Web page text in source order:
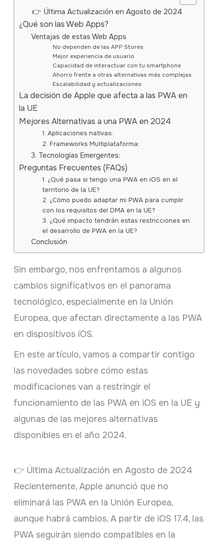
👉 Última Actualización en Agosto de 2024
¿Qué son las Web Apps?
Ventajas de estas Web Apps
No dependen de las APP Stores
Mejor experiencia de usuario
Capacidad de interactuar con tu smartphone
Ahorro frente a otras alternativas más complejas
Escalabilidad y actualizaciones
La decisión de Apple que afecta a las PWA en
la UE
Mejores Alternativas a una PWA en 2024
1. Aplicaciones nativas:
2. Frameworks Multiplataforma:
3. Tecnologías Emergentes:
Preguntas Frecuentes (FAQs)
1. ¿Qué pasa si tengo una PWA en iOS en el
territorio de la UE?
2. ¿Cómo puedo adaptar mi PWA para cumplir
con los requisitos del DMA en la UE?
3. ¿Qué impacto tendrán estas restricciones en
el desarrollo de PWA en la UE?
Conclusión
Sin embargo, nos enfrentamos a algunos
cambios significativos en el panorama
tecnológico, especialmente en la Unión
Europea, que afectan directamente a las PWA
en dispositivos iOS.
En este artículo, vamos a compartir contigo
las novedades sobre cómo estas
modificaciones van a restringir el
funcionamiento de las PWA en iOS en la UE y
algunas de las mejores alternativas
disponibles en el año 2024.
👉 Última Actualización en Agosto de 2024
Recientemente, Apple anunció que no
eliminará las PWA en la Unión Europea,
aunque habrá cambios. A partir de iOS 17.4, las
PWA seguirán siendo compatibles en la